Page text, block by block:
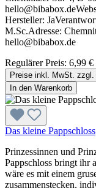
Hersteller:
M.Sc.Adresse:
hello@bibabox.de
Regulärer Preis: 6,99 €
Preise inkl. MwSt. zzgl.
In den Warenkorb
Das kleine Pappschloss
Prinzessinnen und
Pappschloss bringt ihr
wäre es mit einem
zusammenstecken,